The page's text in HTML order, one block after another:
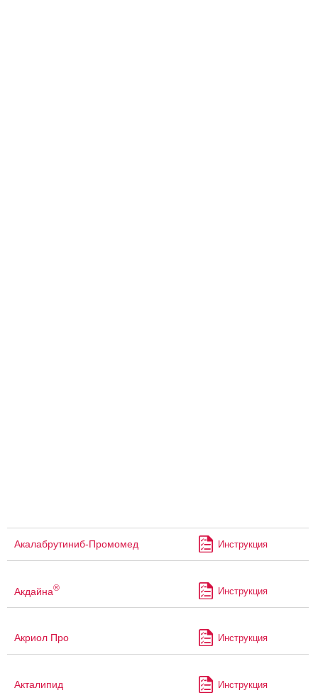
Акалабрутиниб-Промомед Инструкция
Акдайна® Инструкция
Акриол Про Инструкция
Акталипид Инструкция